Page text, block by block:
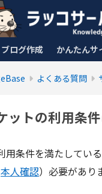
ブログ作成 かんたんサ
よくある質問
ットの利用条
用条件を満たしてい
本人確認）必要があり